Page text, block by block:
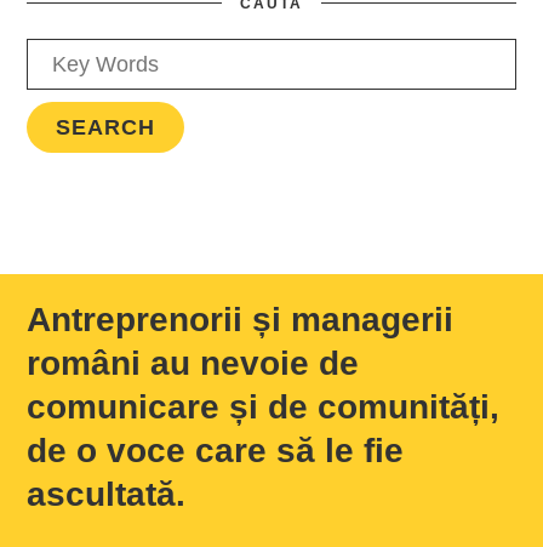
CAUTA
Antreprenorii și managerii
români au nevoie de
comunicare și de comunități,
de o voce care să le fie
ascultată.